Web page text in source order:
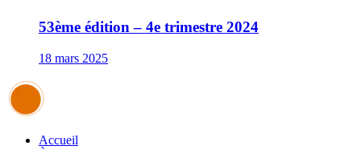
53ème édition – 4e trimestre 2024
18 mars 2025
Accueil